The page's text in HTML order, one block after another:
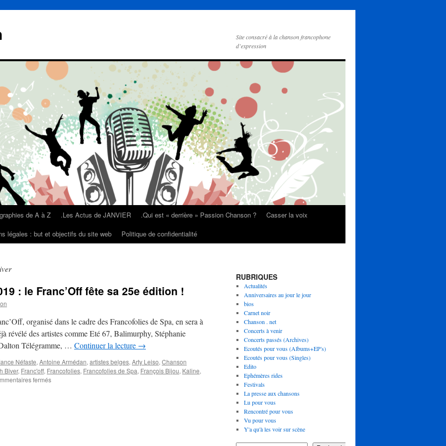
Site consacré à la chanson francophone
d’expression
de A à Z .Les Actus de JANVIER .Qui est « derrière » Passion Chanson ?
Casser la voix
légales : but et objectifs du site web Politique de confidentialité
: le Franc’Off fête sa 25e édition !
organisé dans le cadre des Francofolies de Spa, en sera à
révélé des artistes comme Eté 67, Balimurphy, Stéphanie
Télégramme, … Continuer la lecture →
Néfaste, Antoine Armédan, artistes belges, Arty Leiso, Chanson
Biver, Franc'off, Francofolies, Francofolies de Spa, François Bijou, Kaline,
ferméssur
RUBRIQUES
Actualités
Anniversaires au jour le jour
bios
Carnet noir
Chanson . net
Concerts à venir
Concerts passés (Archives)
Ecoutés pour vous (Albums+EP's)
Ecoutés pour vous (Singles)
Edito
Ephémères rides
Festivals
La presse aux chansons
Lu pour vous
Rencontré pour vous
Vu pour vous
Y'a qu'à les voir sur scène